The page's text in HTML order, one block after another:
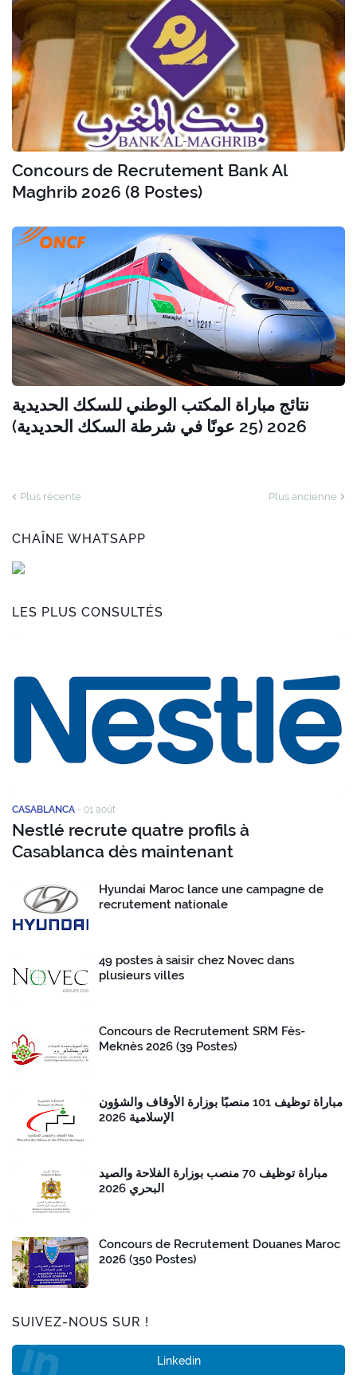
Concours de Recrutement Bank Al
Maghrib 2026 (8 Postes)
نتائج مباراة المكتب الوطني للسكك الحديدية
2026 (25 عونًا في شرطة السكك الحديدية)
Plus récente Plus ancienne
CHAÎNE WHATSAPP
LES PLUS CONSULTÉS
CASABLANCA - 01 août
Nestlé recrute quatre profils à
Casablanca dès maintenant
Hyundai Maroc lance une campagne de
recrutement nationale
49 postes à saisir chez Novec dans
plusieurs villes
Concours de Recrutement SRM Fès-
Meknès 2026 (39 Postes)
مباراة توظيف 101 منصبًا بوزارة الأوقاف والشؤون
الإسلامية 2026
مباراة توظيف 70 منصب بوزارة الفلاحة والصيد
البحري 2026
Concours de Recrutement Douanes Maroc
2026 (350 Postes)
SUIVEZ-NOUS SUR !
Linkedin